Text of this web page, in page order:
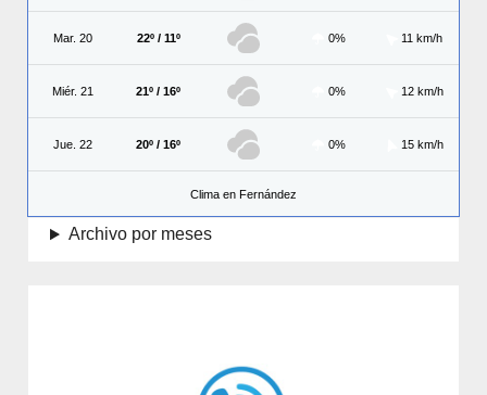
Mar. 20 22º / 11º 0% 11 km/h
Miér. 21 21º / 16º 0% 12 km/h
Jue. 22 20º / 16º 0% 15 km/h
Clima en Fernández
Archivo por meses